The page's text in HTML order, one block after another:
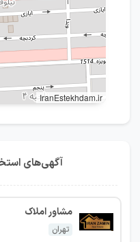
IranEstekhdam.ir
آگهی‌های
مشاور املاک
تهران